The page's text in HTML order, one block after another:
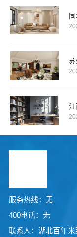
苏
江
服务热线：无
400电话：无
联系人：湖北百年